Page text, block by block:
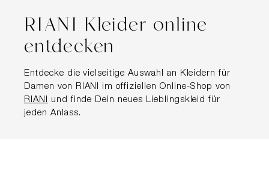
RIANI Kleider online
entdecken
Entdecke die vielseitige Auswahl an Kleidern für
Damen von RIANI im offiziellen Online-Shop von
RIANI
und finde Dein neues Lieblingskleid für
jeden Anlass.